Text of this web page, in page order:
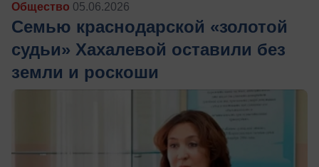
Общество 05.06.2026
Семью краснодарской «золотой
судьи» Хахалевой оставили без
земли и роскоши